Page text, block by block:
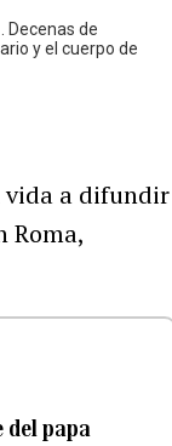
Decenas de
y el cuerpo de
vida a difundir
Roma,
del papa